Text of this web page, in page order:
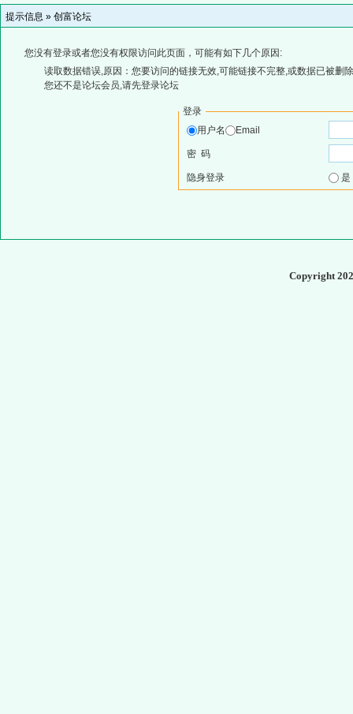
提示信息 » 创富论坛
您没有登录或者您没有权限访问此页面，可能有如下几个原因:
读取数据错误,原因：您要访问的链接无效,可能链接不完整,或数据已被删
您还不是论坛会员,请先登录论坛
登录
用户名
Email
密 码
隐身登录
Copyright